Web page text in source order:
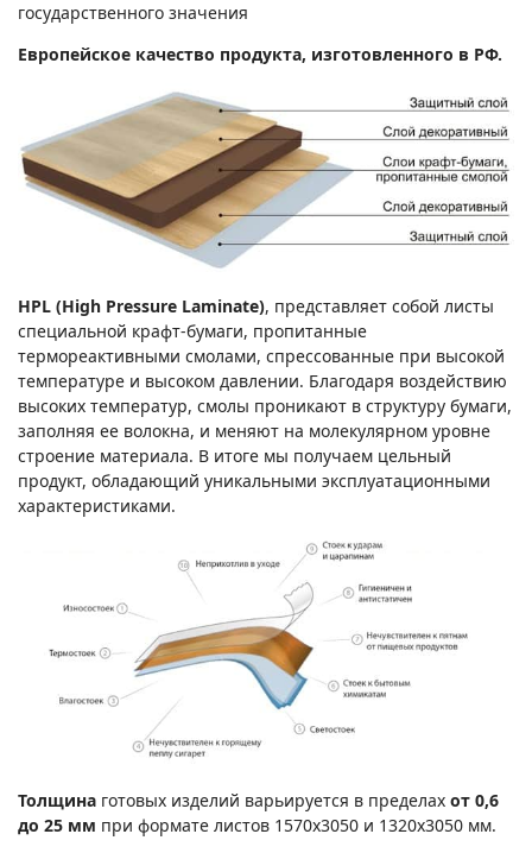
государственного значения
Европейское качество продукта, изготовленного в РФ.
HPL (High Pressure Laminate), представляет собой листы
специальной крафт-бумаги, пропитанные
термореактивными смолами, спрессованные при высокой
температуре и высоком давлении. Благодаря воздействию
высоких температур, смолы проникают в структуру бумаги,
заполняя ее волокна, и меняют на молекулярном уровне
строение материала. В итоге мы получаем цельный
продукт, обладающий уникальными эксплуатационными
характеристиками.
Толщина готовых изделий варьируется в пределах от 0,6
до 25 мм при формате листов 1570х3050 и 1320х3050 мм.